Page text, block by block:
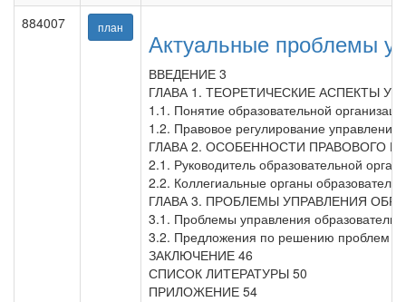
884007
план
Актуальные проблемы
ВВЕДЕНИЕ 3
ГЛАВА 1. ТЕОРЕТИЧЕСКИЕ АСПЕКТЫ
1.1. Понятие образовательной
1.2. Правовое регулирование управления
ГЛАВА 2. ОСОБЕННОСТИ ПРАВОВОГО
2.1. Руководитель образовательной
2.2. Коллегиальные органы
ГЛАВА 3. ПРОБЛЕМЫ УПРАВЛЕНИЯ
3.1. Проблемы управления
3.2. Предложения по решению проблем
ЗАКЛЮЧЕНИЕ 46
СПИСОК ЛИТЕРАТУРЫ 50
ПРИЛОЖЕНИЕ 54